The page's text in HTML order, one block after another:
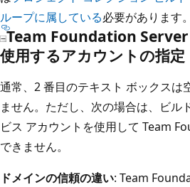
ループに属している必要があります。
Team Foundation Server
使用するアカウントの指定
通常、2 番目のテキスト ボックスは
ません。ただし、次の場合は、ビル
ビス アカウントを使用して Team
できません。
ドメインの信頼の違い: Team